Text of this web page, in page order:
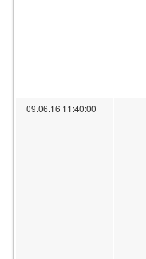
09.06.16 11:40:00